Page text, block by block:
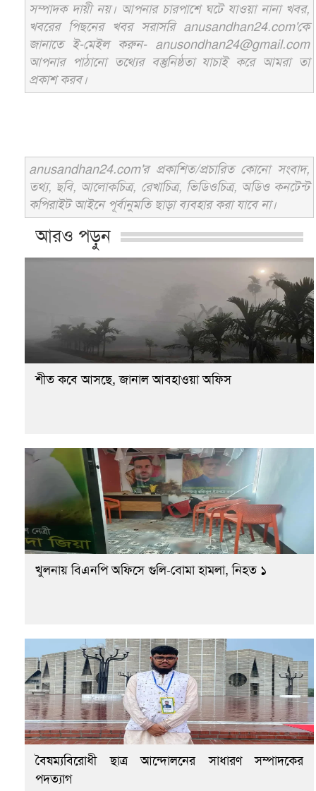
সম্পাদক দায়ী নয়। আপনার চারপাশে ঘটে যাওয়া নানা খবর,
খবরের পিছনের খবর সরাসরি anusandhan24.com'কে
জানাতে ই-মেইল করুন- anusondhan24@gmail.com
আপনার পাঠানো তথ্যের বস্তুনিষ্ঠতা যাচাই করে আমরা তা
প্রকাশ করব।
anusandhan24.com'র প্রকাশিত/প্রচারিত কোনো সংবাদ,
তথ্য, ছবি, আলোকচিত্র, রেখাচিত্র, ভিডিওচিত্র, অডিও কনটেন্ট
কপিরাইট আইনে পূর্বানুমতি ছাড়া ব্যবহার করা যাবে না।
আরও পড়ুন
শীত কবে আসছে, জানাল আবহাওয়া অফিস
খুলনায় বিএনপি অফিসে গুলি-বোমা হামলা, নিহত ১
বৈষম্যবিরোধী ছাত্র আন্দোলনের সাধারণ সম্পাদকের
পদত্যাগ